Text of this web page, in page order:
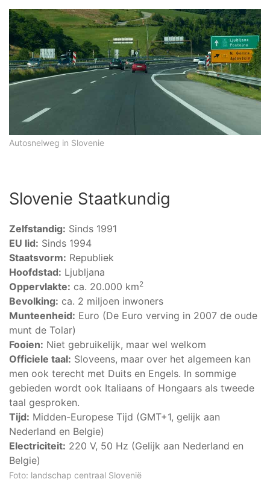
Autosnelweg in Slovenie
Slovenie Staatkundig
Zelfstandig: Sinds 1991
EU lid: Sinds 1994
Staatsvorm: Republiek
Hoofdstad: Ljubljana
Oppervlakte: ca. 20.000 km2
Bevolking: ca. 2 miljoen inwoners
Munteenheid: Euro (De Euro verving in 2007 de oude
munt de Tolar)
Fooien: Niet gebruikelijk, maar wel welkom
Officiele taal: Sloveens, maar over het algemeen kan
men ook terecht met Duits en Engels. In sommige
gebieden wordt ook Italiaans of Hongaars als tweede
taal gesproken.
Tijd: Midden-Europese Tijd (GMT+1, gelijk aan
Nederland en Belgie)
Electriciteit: 220 V, 50 Hz (Gelijk aan Nederland en
Belgie)
Foto: landschap centraal Slovenië